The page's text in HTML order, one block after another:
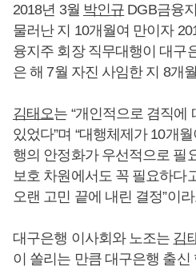
2018년 3월 박인규 DGB금융
물러난 지 10개월여 만이자
융지주 회장 직무대행이 대구
은 해 7월 자진 사임한 지 8개
김태오는 “개인적으로 겸직에
있었다”며 “대행체제가 10개
행의 안정화가 우선적으로 필
보호 차원에서도 꼭 필요하다
오랜 고민 끝에 내린 결정”이
대구은행 이사회와 노조는 김
이 쏠리는 만큼 대구은행 출신